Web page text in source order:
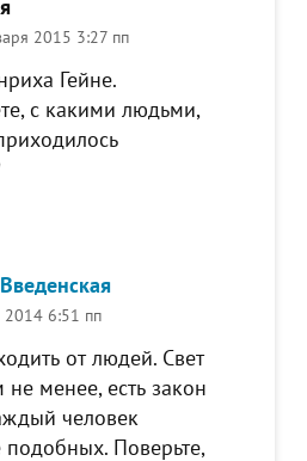
2015 3:27 пп
Гейне.
с какими людьми,
2014 6:51 пп
от людей. Свет
менее, есть закон
человек
подобных. Поверьте,